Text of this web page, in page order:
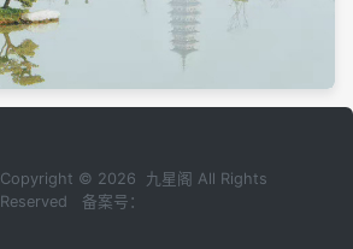
Copyright © 2026 九星阁 All Rights
Reserved 备案号：